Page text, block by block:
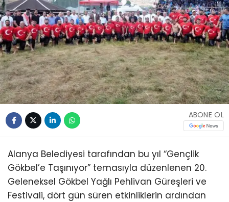
ABONE OL
Alanya Belediyesi tarafından bu yıl “Gençlik
Gökbel’e Taşınıyor” temasıyla düzenlenen 20.
Geleneksel Gökbel Yağlı Pehlivan Güreşleri ve
Festivali, dört gün süren etkinliklerin ardından